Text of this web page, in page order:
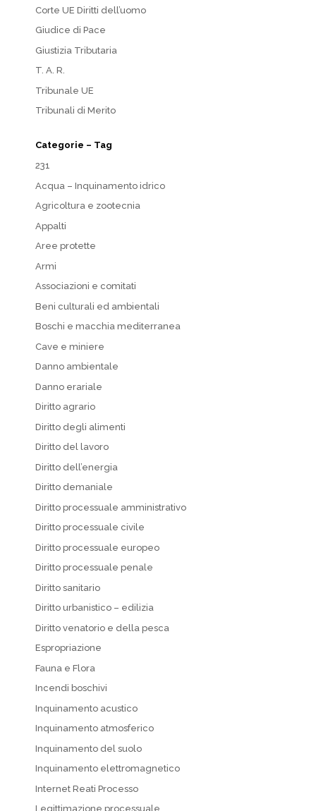
Corte UE Diritti dell’uomo
Giudice di Pace
Giustizia Tributaria
T. A. R.
Tribunale UE
Tribunali di Merito
Categorie – Tag
231
Acqua – Inquinamento idrico
Agricoltura e zootecnia
Appalti
Aree protette
Armi
Associazioni e comitati
Beni culturali ed ambientali
Boschi e macchia mediterranea
Cave e miniere
Danno ambientale
Danno erariale
Diritto agrario
Diritto degli alimenti
Diritto del lavoro
Diritto dell’energia
Diritto demaniale
Diritto processuale amministrativo
Diritto processuale civile
Diritto processuale europeo
Diritto processuale penale
Diritto sanitario
Diritto urbanistico – edilizia
Diritto venatorio e della pesca
Espropriazione
Fauna e Flora
Incendi boschivi
Inquinamento acustico
Inquinamento atmosferico
Inquinamento del suolo
Inquinamento elettromagnetico
Internet Reati Processo
Legittimazione processuale